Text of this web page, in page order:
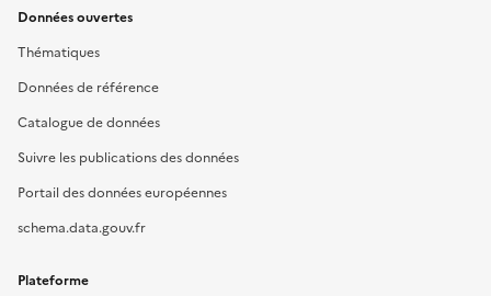
Données ouvertes
Thématiques
Données de référence
Catalogue de données
Suivre les publications des données
Portail des données européennes
schema.data.gouv.fr
Plateforme